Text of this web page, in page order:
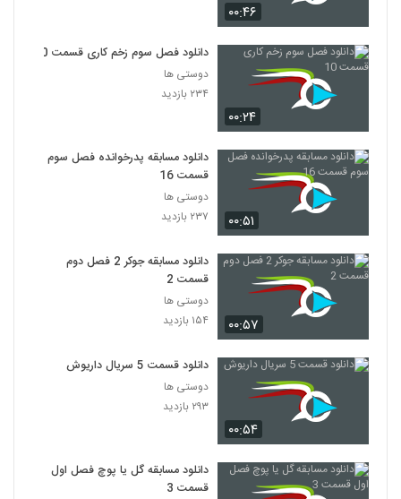
۰۰:۴۶
۰۰:۲۴
دانلود فصل سوم زخم کاری قسمت 10
دوستی ها
۲۳۴ بازدید
۰۰:۵۱
دانلود مسابقه پدرخوانده فصل سوم
قسمت 16
دوستی ها
۲۳۷ بازدید
۰۰:۵۷
دانلود مسابقه جوکر 2 فصل دوم
قسمت 2
دوستی ها
۱۵۴ بازدید
۰۰:۵۴
دانلود قسمت 5 سریال داریوش
دوستی ها
۲۹۳ بازدید
دانلود مسابقه گل یا پوچ فصل اول
قسمت 3